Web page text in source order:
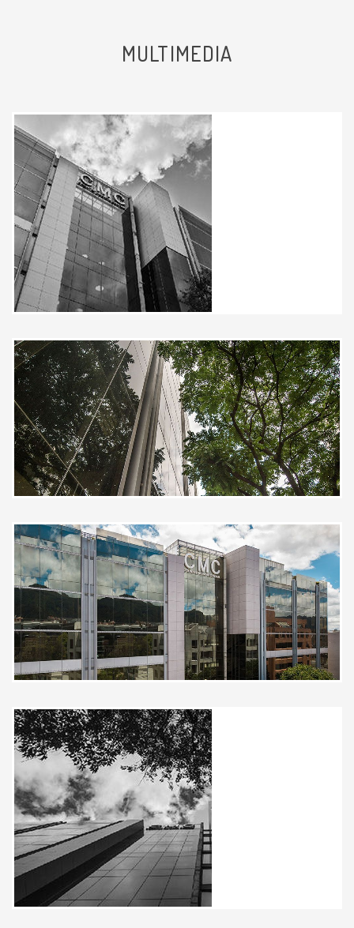
sentí segura muy buena
explicación y solocion para mí caso
que de en espera de una operación
Paciente
El Doctor Jairo Mendoza
Ginecólogo- Oncólogo es
demasiado empático, se preocupa
por el avance de los procesos, para
mejorar la calidad de vida de los
pacientes.
El Dr es increíble, muy
recomendado. Muy humano, con la
tranquilidad !!
Paciente
Excelente profesional quién
MULTIMEDIA